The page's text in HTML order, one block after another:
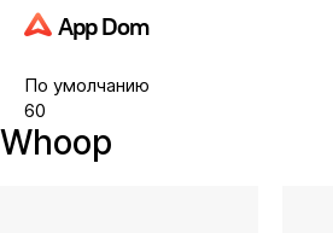
App Dom
Whoop